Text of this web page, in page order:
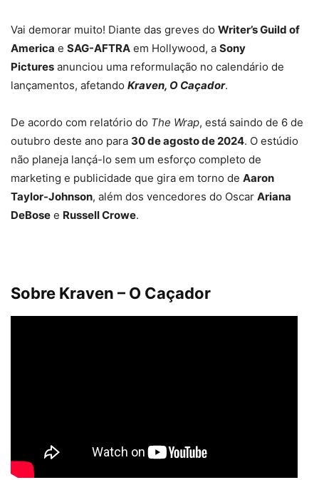
Vai demorar muito! Diante das greves do Writer’s Guild of
America e SAG-AFTRA em Hollywood, a Sony
Pictures anunciou uma reformulação no calendário de
lançamentos, afetando Kraven, O Caçador.
De acordo com relatório do The Wrap, está saindo de 6 de
outubro deste ano para 30 de agosto de 2024. O estúdio
não planeja lançá-lo sem um esforço completo de
marketing e publicidade que gira em torno de Aaron
Taylor-Johnson, além dos vencedores do Oscar Ariana
DeBose e Russell Crowe.
Sobre Kraven – O Caçador